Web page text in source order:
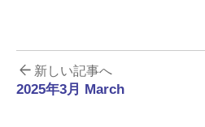
新しい記事へ
2025年3月 March